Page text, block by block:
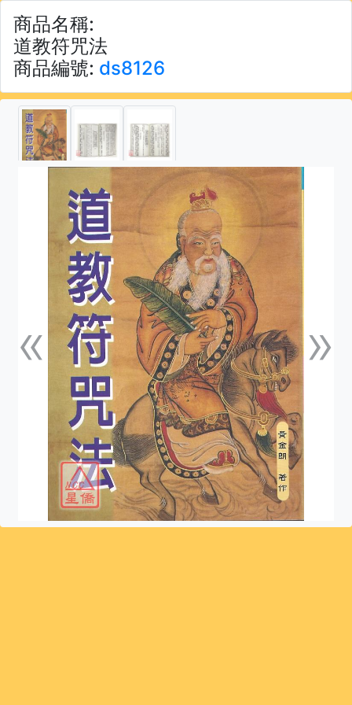
商品名稱:
道教符咒法
商品編號: ds8126
«上一張 »下一